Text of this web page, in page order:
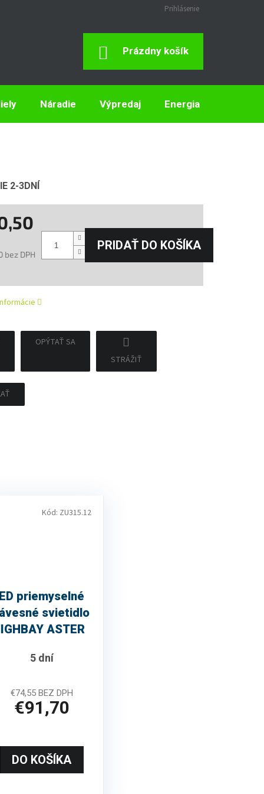
Prihlásenie
Nákupný
Prázdny košík
Náradie Výpredaj Energia
2-3DNÍ
bez DPH
PRIDAŤ DO KOŠÍKA
OPÝTAŤ SA
STRÁŽIŤ
priemyselné
svietidlo
ASTER
5 dní
€74,55 BEZ DPH
€91,70
DO KOŠÍKA
Kód: ZU315.12